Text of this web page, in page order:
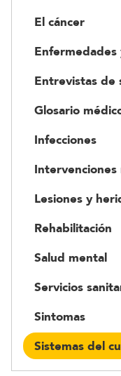
El cáncer
Enfermedades
Entrevistas de
Glosario
Infecciones
Intervenciones
Lesiones y
Rehabilitación
Salud mental
Servicios
Sintomas
Sistemas del